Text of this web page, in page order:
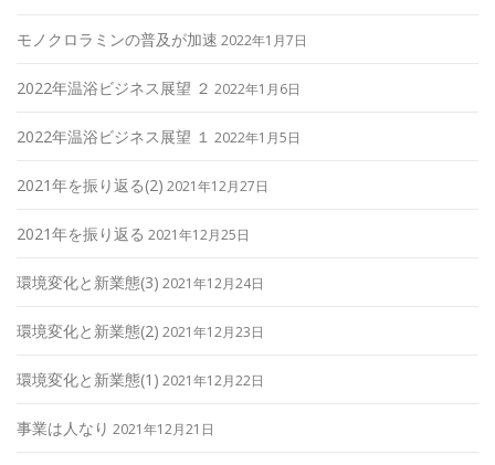
モノクロラミンの普及が加速 2022年1月7日
2022年温浴ビジネス展望 ２ 2022年1月6日
2022年温浴ビジネス展望 １ 2022年1月5日
2021年を振り返る(2) 2021年12月27日
2021年を振り返る 2021年12月25日
環境変化と新業態(3) 2021年12月24日
環境変化と新業態(2) 2021年12月23日
環境変化と新業態(1) 2021年12月22日
事業は人なり 2021年12月21日